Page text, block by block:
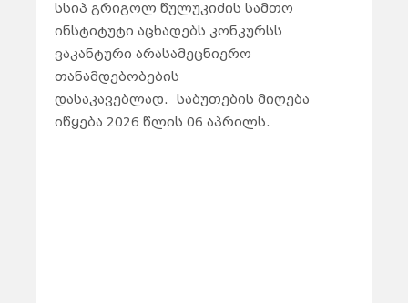
სსიპ გრიგოლ წულუკიძის სამთო
ინსტიტუტი აცხადებს კონკურსს
ვაკანტური არასამეცნიერო
თანამდებობების
დასაკავებლად.
საბუთების მიღება
იწყება 2026 წლის 06 აპრილს.